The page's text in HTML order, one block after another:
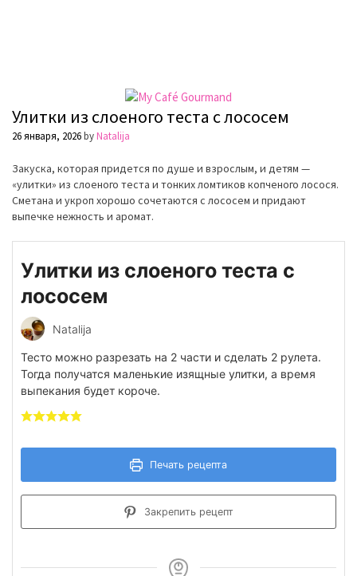
Улитки из слоеного теста с лососем
26 января, 2026byNatalija
Закуска, которая придется по душе и взрослым, и детям —
«улитки» из слоеного теста и тонких ломтиков копченого лосося.
Сметана и укроп хорошо сочетаются с лососем и придают
выпечке нежность и аромат.
Улитки из слоеного теста с
лососем
Natalija
Тесто можно разрезать на 2 части и сделать 2 рулета.
Тогда получатся маленькие изящные улитки, а время
выпекания будет короче.
Печать рецепта
Закрепить рецепт